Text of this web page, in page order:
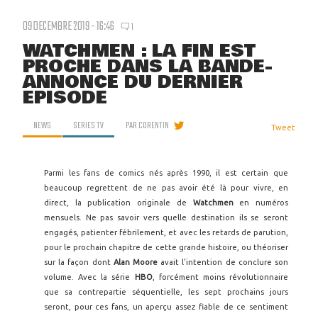
09 DECEMBRE 2019 - 16:46 1
WATCHMEN : LA FIN EST
PROCHE DANS LA BANDE-
ANNONCE DU DERNIER
ÉPISODE
NEWS SERIES TV PARCORENTIN Tweet
Parmi les fans de comics nés après 1990, il est certain que
beaucoup regrettent de ne pas avoir été là pour vivre, en
direct, la publication originale de Watchmenen numéros
mensuels. Ne pas savoir vers quelle destination ils se seront
engagés, patienter fébrilement, et avec les retards de parution,
pour le prochain chapitre de cette grande histoire, ou théoriser
sur la façon dont Alan Moore avait l'intention de conclure son
volume. Avec la série
HBO, forcément moins révolutionnaire
que sa contrepartie séquentielle, les sept prochains jours
seront, pour ces fans, un aperçu assez fiable de ce sentiment